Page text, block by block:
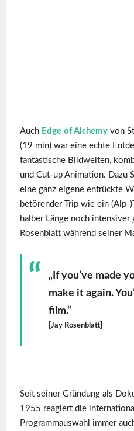
Auch Edge of Alchemyvon
(19 min) war eine echte
fantastische Bildwelten,
und Cut-up Animation. Dazu
eine ganz eigene entrückte
betörender Trip wie ein (Alp-
halber Länge noch
Rosenblatt während seiner
„If you’ve made
make it again.
film.“
[Jay Rosenblatt]
Seit seiner Gründung als
1955 reagiert die
Programmauswahl immer